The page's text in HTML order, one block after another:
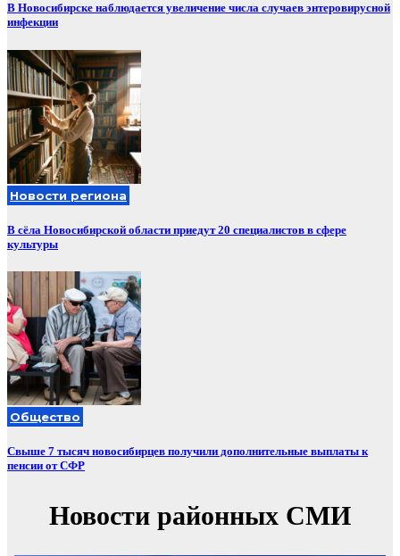
В Новосибирске наблюдается увеличение числа случаев энтеровирусной
инфекции
Новости региона
В сёла Новосибирской области приедут 20 специалистов в сфере
культуры
Общество
Свыше 7 тысяч новосибирцев получили дополнительные выплаты к
пенсии от СФР